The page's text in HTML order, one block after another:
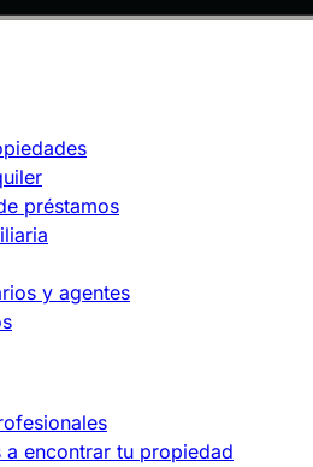
préstamos
y agentes
a encontrar tu propiedad